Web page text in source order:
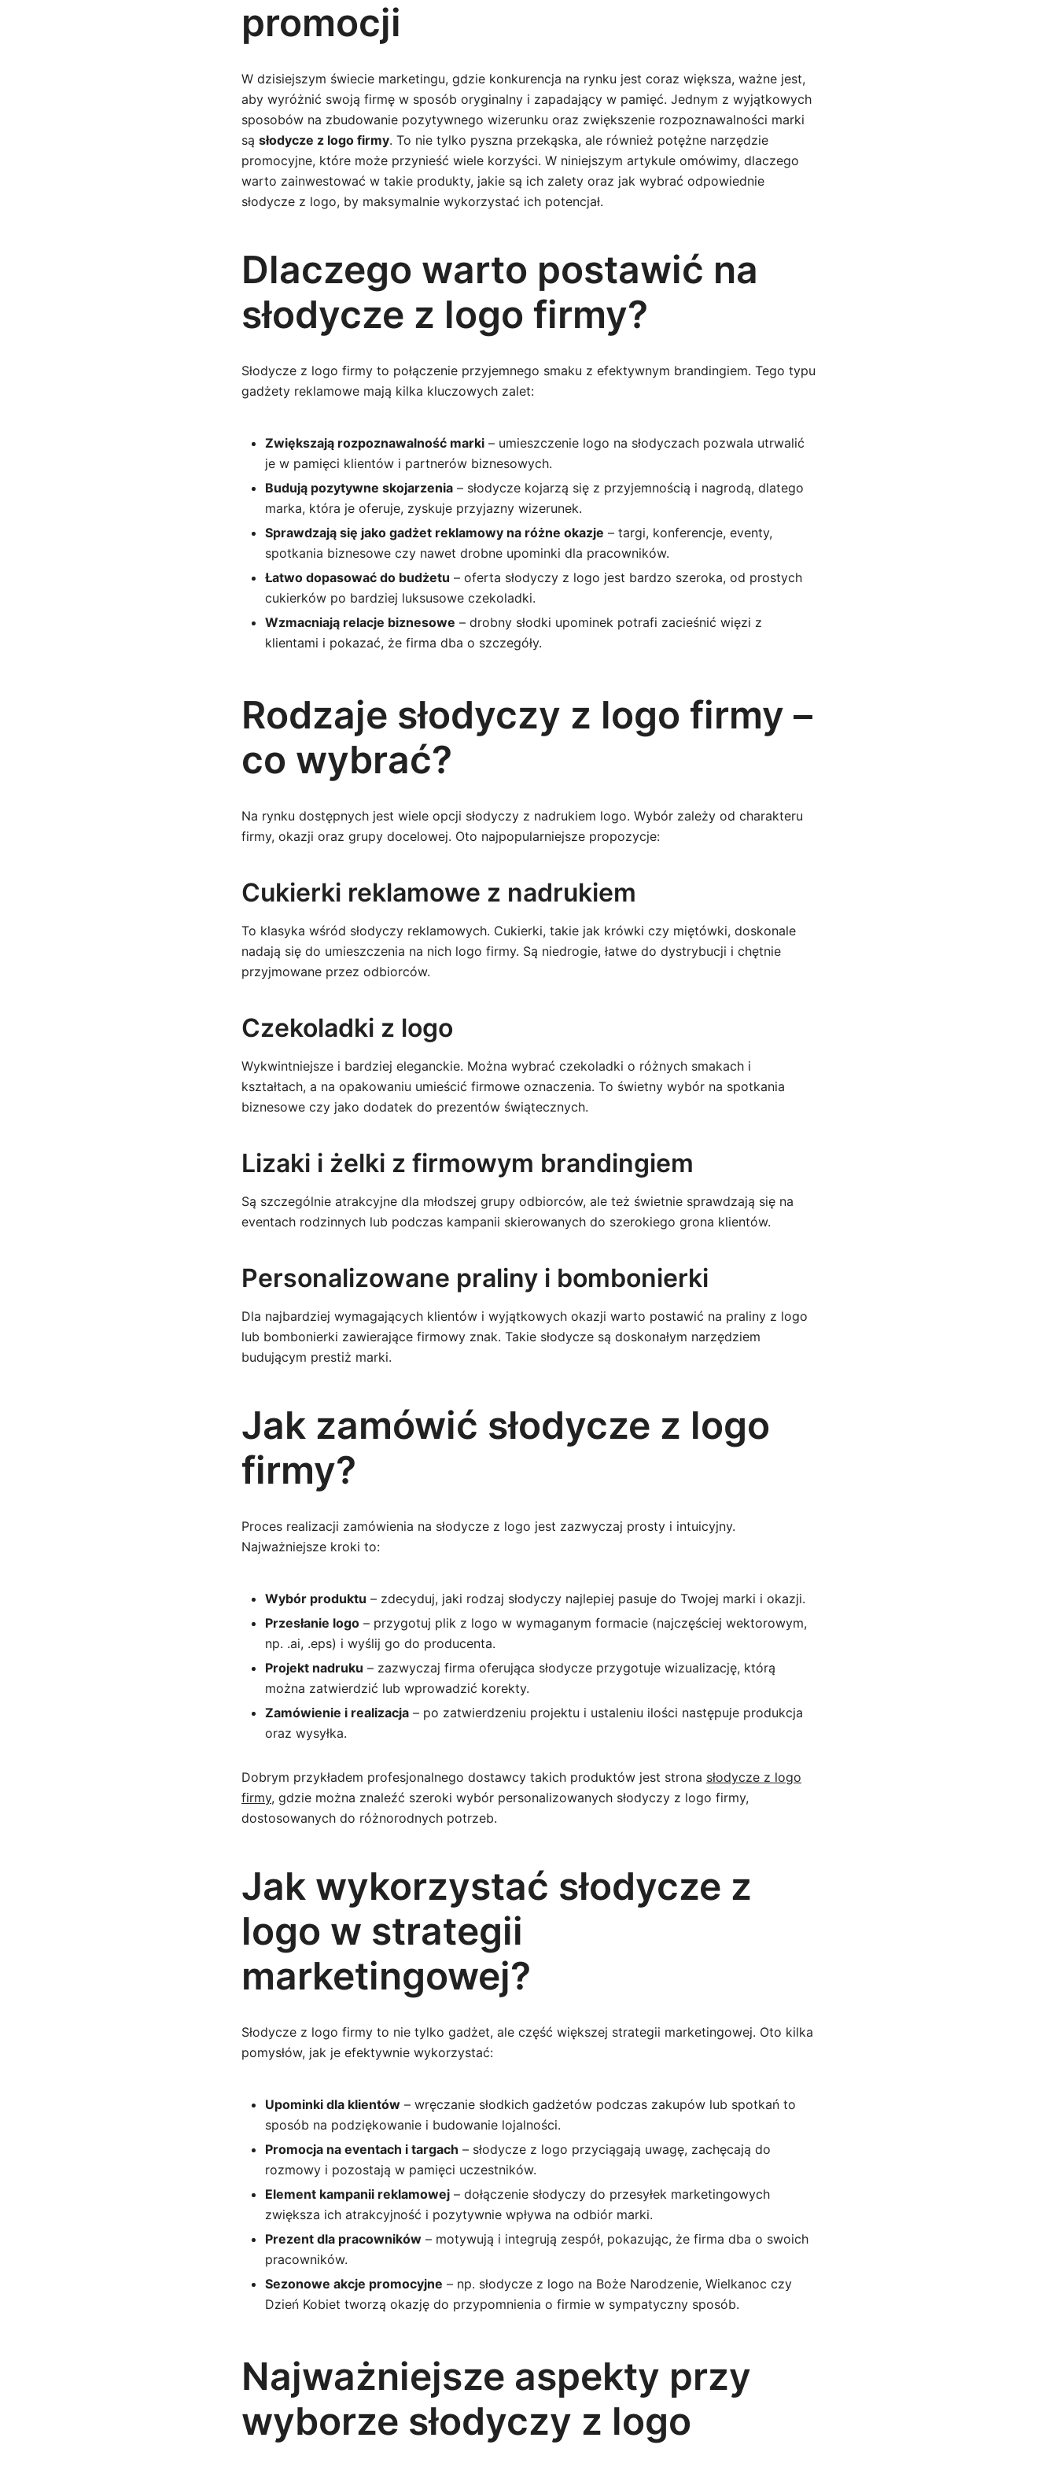
promocji
W dzisiejszym świecie marketingu, gdzie konkurencja na rynku jest coraz większa, ważne jest,
aby wyróżnić swoją firmę w sposób oryginalny i zapadający w pamięć. Jednym z wyjątkowych
sposobów na zbudowanie pozytywnego wizerunku oraz zwiększenie rozpoznawalności marki
są słodycze z logo firmy. To nie tylko pyszna przekąska, ale również potężne narzędzie
promocyjne, które może przynieść wiele korzyści. W niniejszym artykule omówimy, dlaczego
warto zainwestować w takie produkty, jakie są ich zalety oraz jak wybrać odpowiednie
słodycze z logo, by maksymalnie wykorzystać ich potencjał.
Dlaczego warto postawić na
słodycze z logo firmy?
Słodycze z logo firmy to połączenie przyjemnego smaku z efektywnym brandingiem. Tego typu
gadżety reklamowe mają kilka kluczowych zalet:
Zwiększają rozpoznawalność marki – umieszczenie logo na słodyczach pozwala utrwalić
je w pamięci klientów i partnerów biznesowych.
Budują pozytywne skojarzenia – słodycze kojarzą się z przyjemnością i nagrodą, dlatego
marka, która je oferuje, zyskuje przyjazny wizerunek.
Sprawdzają się jako gadżet reklamowy na różne okazje – targi, konferencje, eventy,
spotkania biznesowe czy nawet drobne upominki dla pracowników.
Łatwo dopasować do budżetu – oferta słodyczy z logo jest bardzo szeroka, od prostych
cukierków po bardziej luksusowe czekoladki.
Wzmacniają relacje biznesowe – drobny słodki upominek potrafi zacieśnić więzi z
klientami i pokazać, że firma dba o szczegóły.
Rodzaje słodyczy z logo firmy –
co wybrać?
Na rynku dostępnych jest wiele opcji słodyczy z nadrukiem logo. Wybór zależy od charakteru
firmy, okazji oraz grupy docelowej. Oto najpopularniejsze propozycje:
Cukierki reklamowe z nadrukiem
To klasyka wśród słodyczy reklamowych. Cukierki, takie jak krówki czy miętówki, doskonale
nadają się do umieszczenia na nich logo firmy. Są niedrogie, łatwe do dystrybucji i chętnie
przyjmowane przez odbiorców.
Czekoladki z logo
Wykwintniejsze i bardziej eleganckie. Można wybrać czekoladki o różnych smakach i
kształtach, a na opakowaniu umieścić firmowe oznaczenia. To świetny wybór na spotkania
biznesowe czy jako dodatek do prezentów świątecznych.
Lizaki i żelki z firmowym brandingiem
Są szczególnie atrakcyjne dla młodszej grupy odbiorców, ale też świetnie sprawdzają się na
eventach rodzinnych lub podczas kampanii skierowanych do szerokiego grona klientów.
Personalizowane praliny i bombonierki
Dla najbardziej wymagających klientów i wyjątkowych okazji warto postawić na praliny z logo
lub bombonierki zawierające firmowy znak. Takie słodycze są doskonałym narzędziem
budującym prestiż marki.
Jak zamówić słodycze z logo
firmy?
Proces realizacji zamówienia na słodycze z logo jest zazwyczaj prosty i intuicyjny.
Najważniejsze kroki to:
Wybór produktu – zdecyduj, jaki rodzaj słodyczy najlepiej pasuje do Twojej marki i okazji.
Przesłanie logo – przygotuj plik z logo w wymaganym formacie (najczęściej wektorowym,
np. .ai, .eps) i wyślij go do producenta.
Projekt nadruku – zazwyczaj firma oferująca słodycze przygotuje wizualizację, którą
można zatwierdzić lub wprowadzić korekty.
Zamówienie i realizacja – po zatwierdzeniu projektu i ustaleniu ilości następuje produkcja
oraz wysyłka.
Dobrym przykładem profesjonalnego dostawcy takich produktów jest strona słodycze z logo
firmy, gdzie można znaleźć szeroki wybór personalizowanych słodyczy z logo firmy,
dostosowanych do różnorodnych potrzeb.
Jak wykorzystać słodycze z
logo w strategii
marketingowej?
Słodycze z logo firmy to nie tylko gadżet, ale część większej strategii marketingowej. Oto kilka
pomysłów, jak je efektywnie wykorzystać:
Upominki dla klientów – wręczanie słodkich gadżetów podczas zakupów lub spotkań to
sposób na podziękowanie i budowanie lojalności.
Promocja na eventach i targach – słodycze z logo przyciągają uwagę, zachęcają do
rozmowy i pozostają w pamięci uczestników.
Element kampanii reklamowej – dołączenie słodyczy do przesyłek marketingowych
zwiększa ich atrakcyjność i pozytywnie wpływa na odbiór marki.
Prezent dla pracowników – motywują i integrują zespół, pokazując, że firma dba o swoich
pracowników.
Sezonowe akcje promocyjne – np. słodycze z logo na Boże Narodzenie, Wielkanoc czy
Dzień Kobiet tworzą okazję do przypomnienia o firmie w sympatyczny sposób.
Najważniejsze aspekty przy
wyborze słodyczy z logo